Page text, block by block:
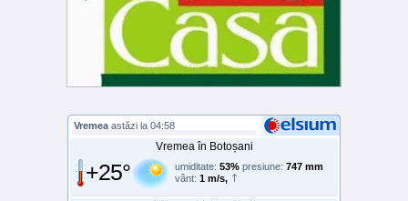
Vremea astăzi la 04:58
Vremea în Botoșani
+25° umiditate: 53% presiune: 747 mm
vânt: 1 m/s,